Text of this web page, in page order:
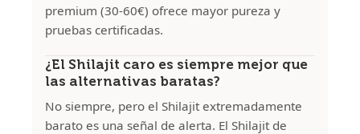
premium (30-60€) ofrece mayor pureza y
pruebas certificadas.
¿El Shilajit caro es siempre mejor que
las alternativas baratas?
No siempre, pero el Shilajit extremadamente
barato es una señal de alerta. El Shilajit de